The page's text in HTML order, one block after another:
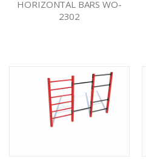
HORIZONTAL BARS WO-
2302